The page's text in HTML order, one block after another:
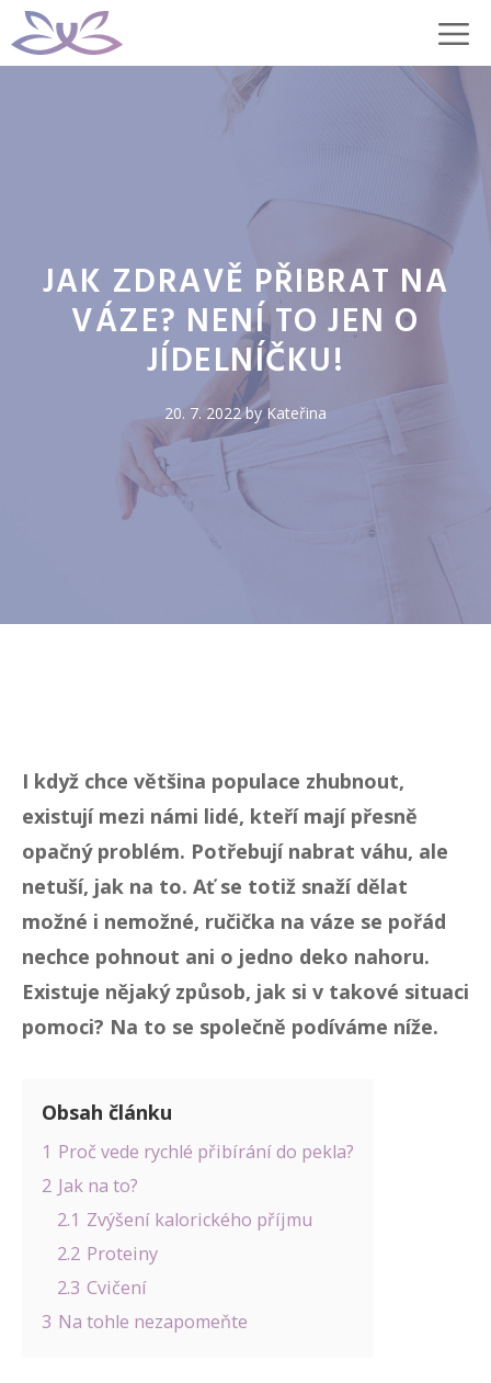
Přeskočit
na
JAK ZDRAVĚ PŘIBRAT NA
VÁZE? NENÍ TO JEN O
JÍDELNÍČKU!
20. 7. 2022by Kateřina
I když chce většina populace zhubnout,
existují mezi námi lidé, kteří mají přesně
opačný problém. Potřebují nabrat váhu, ale
netuší, jak na to. Ať se totiž snaží dělat
možné i nemožné, ručička na váze se pořád
nechce pohnout ani o jedno deko nahoru.
Existuje nějaký způsob, jak si v takové situaci
pomoci? Na to se společně podíváme níže.
Obsah článku
1 Proč vede rychlé přibírání do pekla?
2 Jak na to?
2.1 Zvýšení kalorického příjmu
2.2 Proteiny
2.3 Cvičení
3 Na tohle nezapomeňte